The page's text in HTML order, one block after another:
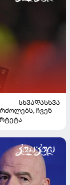
ᲡᲮᲕᲐᲓᲐᲡᲮᲕᲐ
ჩვენ